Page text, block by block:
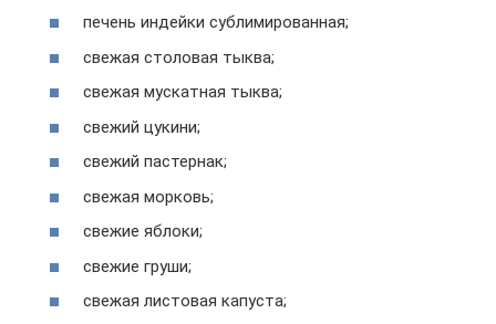
печень индейки сублимированная;
свежая столовая тыква;
свежая мускатная тыква;
свежий цукини;
свежий пастернак;
свежая морковь;
свежие яблоки;
свежие груши;
свежая листовая капуста;